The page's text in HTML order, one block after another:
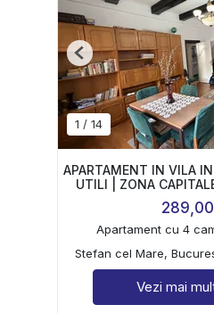
1 / 14
Previous
APARTAMENT IN VILA
UTILI | ZONA
Apartament cu 4
Stefan cel Mare,
Vezi mai